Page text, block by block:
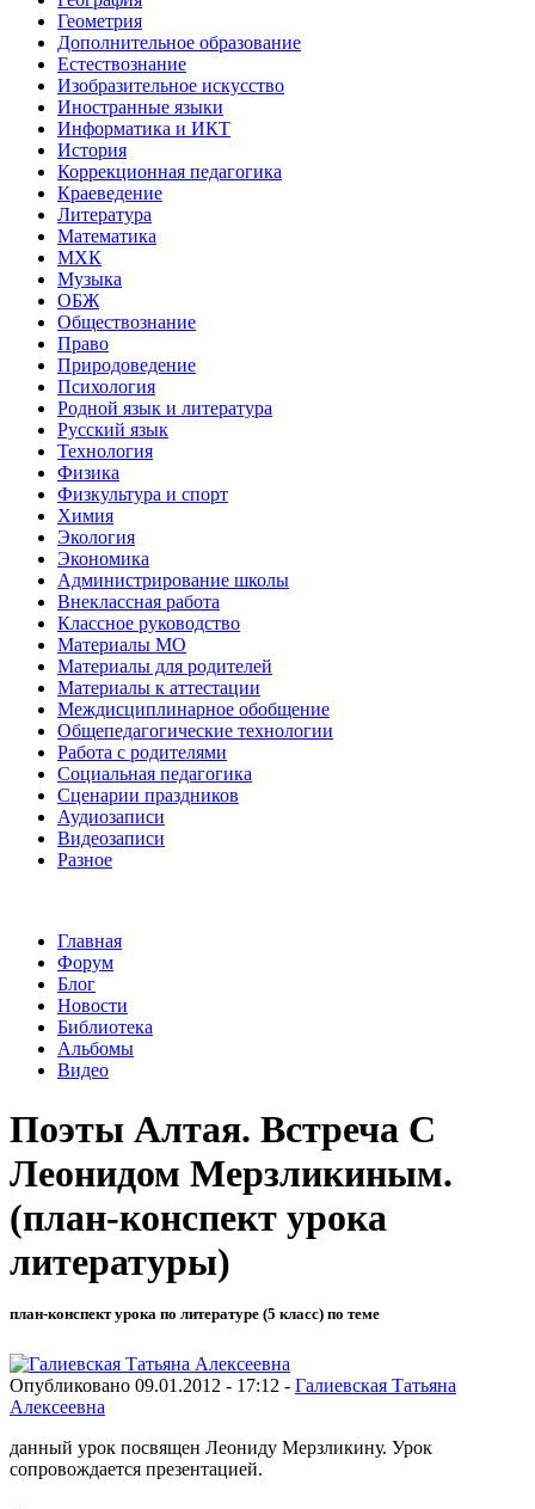
Геометрия
Дополнительное образование
Естествознание
Изобразительное искусство
Иностранные языки
Информатика и ИКТ
История
Коррекционная педагогика
Краеведение
Литература
Математика
МХК
Музыка
ОБЖ
Обществознание
Право
Природоведение
Психология
Родной язык и литература
Русский язык
Технология
Физика
Физкультура и спорт
Химия
Экология
Экономика
Администрирование школы
Внеклассная работа
Классное руководство
Материалы МО
Материалы для родителей
Материалы к аттестации
Междисциплинарное обобщение
Общепедагогические технологии
Работа с родителями
Социальная педагогика
Сценарии праздников
Аудиозаписи
Видеозаписи
Разное
Главная
Форум
Блог
Новости
Библиотека
Альбомы
Видео
Поэты Алтая. Встреча С
Леонидом Мерзликиным.
(план-конспект урока
литературы)
план-конспект урока по литературе (5 класс) по теме
Опубликовано 09.01.2012 - 17:12 - Галиевская Татьяна
Алексеевна
данный урок посвящен Леониду Мерзликину. Урок
сопровождается презентацией.